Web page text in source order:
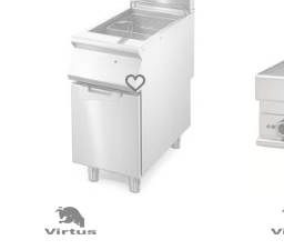
Produs favorit